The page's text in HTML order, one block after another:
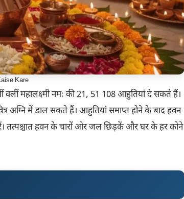
Kare
क्लीं महालक्ष्मी नमः की 21, 51 108 आहुतियां दे सकते हैं।
अग्नि में डाल सकते हैं। आहुतियां समाप्त होने के बाद हवन
हवन के चारों ओर जल छिड़कें और घर के हर कोने